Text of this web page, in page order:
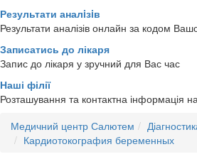
Результати аналiзiв
Результати аналізів онлайн за кодом
Записатись до лікаря
Запис до лікаря у зручний для Вас час
Наші філії
Розташування та контактна інформація
Медичний центр Салютем
Кардиотокография беременных